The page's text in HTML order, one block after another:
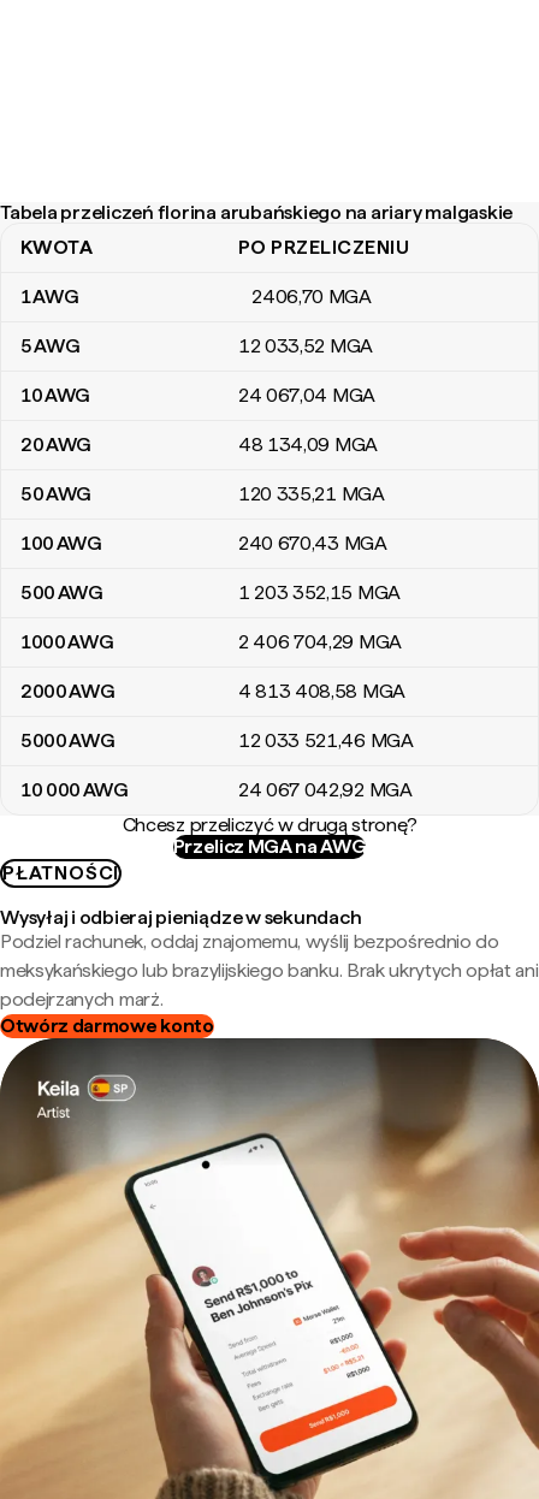
Tabela przeliczeń florina arubańskiego na ariary malgaskie
Tabela przeliczeń florina arubańskiego na ariary malgaskie
KWOTA PO PRZELICZENIU
1AWG 2406,70 MGA
5AWG 12 033,52 MGA
10AWG 24 067,04 MGA
20AWG 48 134,09 MGA
50AWG 120 335,21 MGA
100AWG 240 670,43 MGA
500AWG 1 203 352,15 MGA
1000AWG 2 406 704,29 MGA
2000AWG 4 813 408,58 MGA
5000AWG 12 033 521,46 MGA
10 000AWG 24 067 042,92 MGA
Chcesz przeliczyć w drugą stronę?
Przelicz MGA na AWG
PŁATNOŚCI
Wysyłaj i odbieraj pieniądze w sekundach
Podziel rachunek, oddaj znajomemu, wyślij bezpośrednio do
meksykańskiego lub brazylijskiego banku. Brak ukrytych opłat ani
podejrzanych marż.
Otwórz darmowe konto